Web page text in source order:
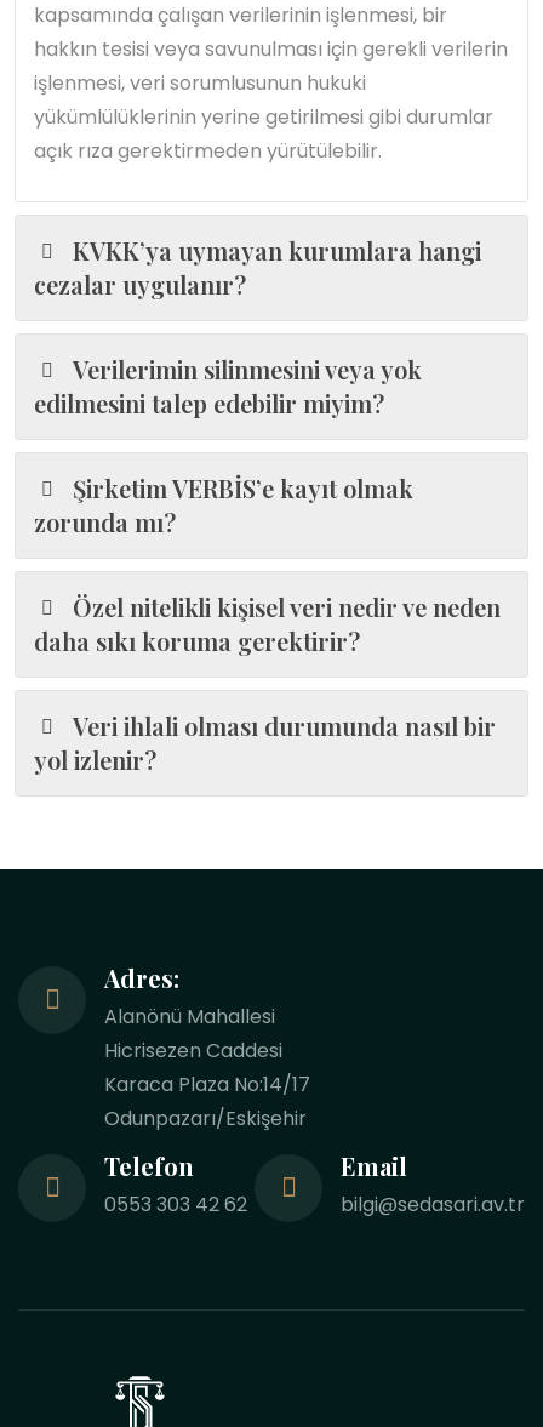
kapsamında çalışan verilerinin işlenmesi, bir
hakkın tesisi veya savunulması için gerekli verilerin
işlenmesi, veri sorumlusunun hukuki
yükümlülüklerinin yerine getirilmesi gibi durumlar
açık rıza gerektirmeden yürütülebilir.
KVKK’ya uymayan kurumlara hangi
cezalar uygulanır?
Verilerimin silinmesini veya yok
edilmesini talep edebilir miyim?
Şirketim VERBİS’e kayıt olmak
zorunda mı?
Özel nitelikli kişisel veri nedir ve neden
daha sıkı koruma gerektirir?
Veri ihlali olması durumunda nasıl bir
yol izlenir?
Adres:
Alanönü Mahallesi
Hicrisezen Caddesi
Karaca Plaza No:14/17
Odunpazarı/Eskişehir
Telefon
0553 303 42 62
Email
bilgi@sedasari.av.tr